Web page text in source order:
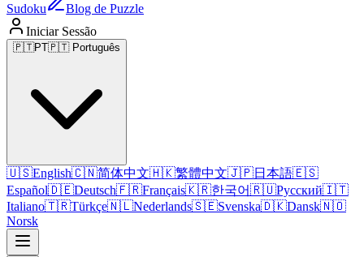
Sudoku
Blog de Puzzle
Iniciar Sessão
🇵🇹PT🇵🇹 Português
🇺🇸English🇨🇳简体中文🇭🇰繁體中文🇯🇵日本語🇪🇸
Español🇩🇪Deutsch🇫🇷Français🇰🇷한국어🇷🇺Русский🇮🇹
Italiano🇹🇷Türkçe🇳🇱Nederlands🇸🇪Svenska🇩🇰Dansk🇳🇴
Norsk